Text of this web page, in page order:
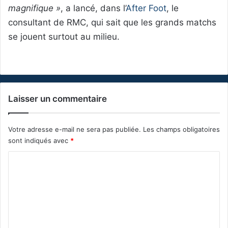
magnifique », a lancé, dans l’After Foot, le
consultant de RMC, qui sait que les grands matchs
se jouent surtout au milieu.
Laisser un commentaire
Votre adresse e-mail ne sera pas publiée. Les champs obligatoires
sont indiqués avec *